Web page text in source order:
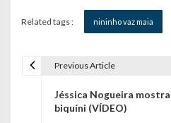
Related tags : nininho vaz maia
Previous Article
Jéssica Nogueira
biquíni (VÍDEO)